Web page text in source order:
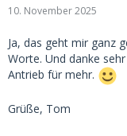
10. November 2025
Ja, das geht mir ganz
Worte. Und danke
Antrieb für mehr.
Grüße, Tom